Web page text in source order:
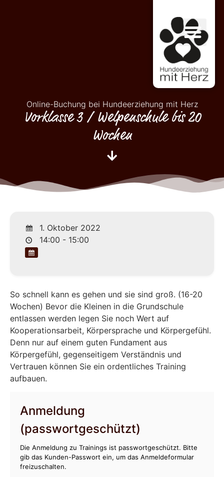
Online-Buchung bei Hundeerziehung mit Herz
Vorklasse 3 / Welpenschule bis 20
Wochen
1. Oktober 2022
14:00 - 15:00
So schnell kann es gehen und sie sind groß. (16-20
Wochen) Bevor die Kleinen in die Grundschule
entlassen werden legen Sie noch Wert auf
Kooperationsarbeit, Körpersprache und Körpergefühl.
Denn nur auf einem guten Fundament aus
Körpergefühl, gegenseitigem Verständnis und
Vertrauen können Sie ein ordentliches Training
aufbauen.
Anmeldung
(passwortgeschützt)
Die Anmeldung zu Trainings ist passwortgeschützt. Bitte
gib das Kunden-Passwort ein, um das Anmeldeformular
freizuschalten.